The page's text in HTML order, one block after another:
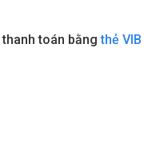
thanh toán bằngthẻ VIB